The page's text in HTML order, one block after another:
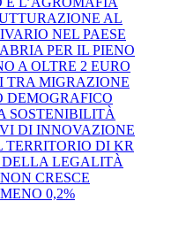
AL
NEL PAESE
PER IL PIENO
A OLTRE 2 EURO
TRA MIGRAZIONE
DEMOGRAFICO
SOSTENIBILITÀ
DI INNOVAZIONE
TERRITORIO DI KR
DELLA LEGALITÀ
CRESCE
0,2%